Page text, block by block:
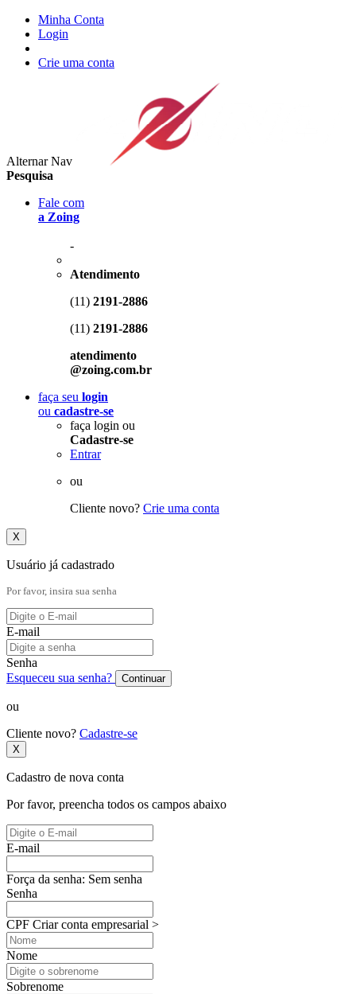
Minha Conta
Login
Crie uma conta
Alternar Nav
Pesquisa
Fale com
a Zoing
-
Atendimento
(11) 2191-2886
(11) 2191-2886
atendimento
@zoing.com.br
faça seu login
ou cadastre-se
faça login ou
Cadastre-se
Entrar
ou
Cliente novo? Crie uma conta
X
Usuário já cadastrado
Por favor, insira sua senha
E-mail
Senha
Esqueceu sua senha?
Continuar
ou
Cliente novo? Cadastre-se
X
Cadastro de nova conta
Por favor, preencha todos os campos abaixo
E-mail
Força da senha: Sem senha
Senha
CPF Criar conta empresarial >
Nome
Sobrenome